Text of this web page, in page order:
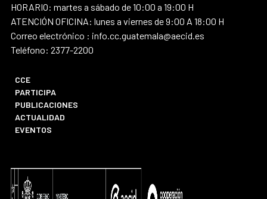
HORARIO: martes a sábado de 10:00 a 19:00 H
ATENCIÓN OFICINA: lunes a viernes de 9:00 A 18:00 H
Correo electrónico : info.cc.guatemala@aecid.es
Teléfono: 2377-2200
CCE
PARTICIPA
PUBLICACIONES
ACTUALIDAD
EVENTOS